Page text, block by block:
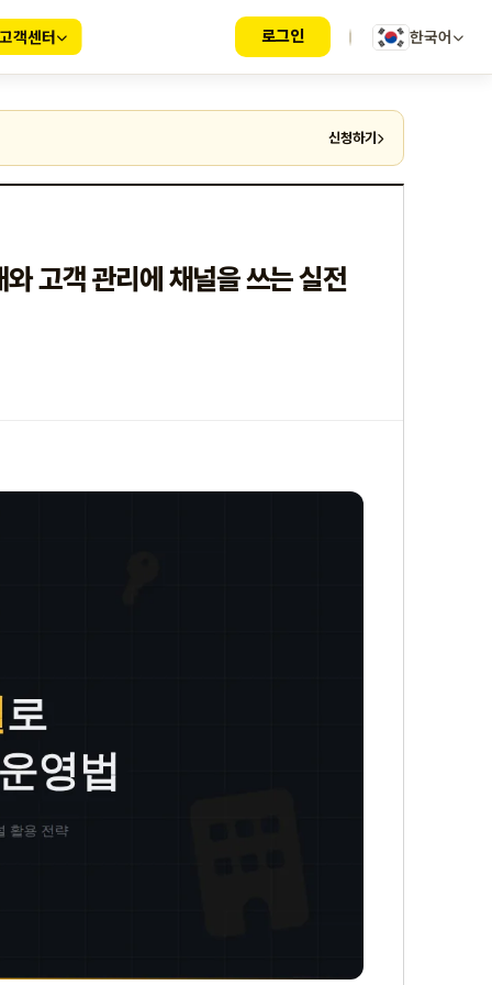
객센터 한국어
로그인
신청하기
고객 관리에 채널을 쓰는 실전